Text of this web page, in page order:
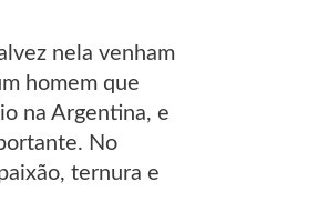
nela venham
homem que
na Argentina, e
No
ternura e